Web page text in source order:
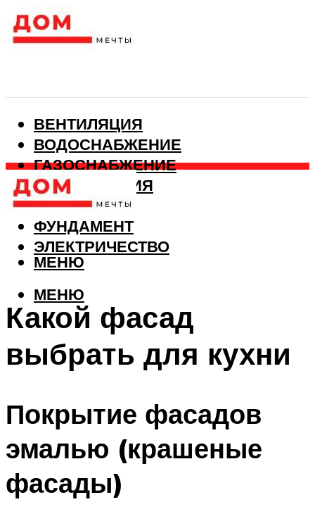
ВЕНТИЛЯЦИЯ
ВОДОСНАБЖЕНИЕ
ГАЗОСНАБЖЕНИЕ
КАНАЛИЗАЦИЯ
ОТОПЛЕНИЕ
ФУНДАМЕНТ
ЭЛЕКТРИЧЕСТВО
МЕНЮ
МЕНЮ
Какой фасад
выбрать для кухни
Покрытие фасадов
эмалью (крашеные
фасады)